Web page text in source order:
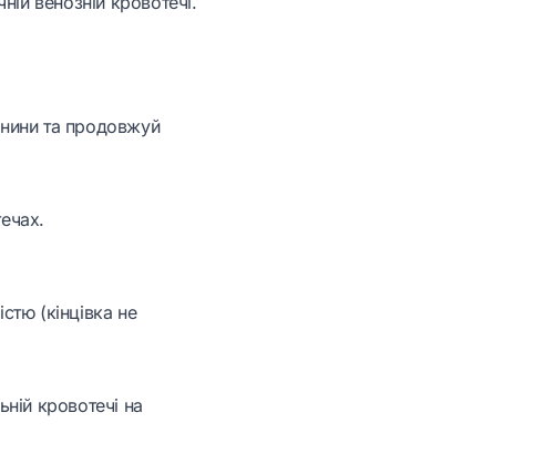
та продовжуй
(кінцівка не
кровотечі на